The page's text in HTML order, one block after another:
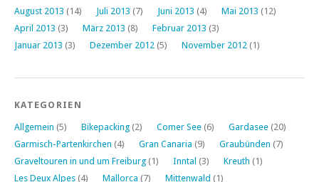
August 2013 (14) Juli 2013 (7) Juni 2013 (4) Mai 2013 (12)
April 2013 (3) März 2013 (8) Februar 2013 (3)
Januar 2013 (3) Dezember 2012 (5) November 2012 (1)
KATEGORIEN
Allgemein (5) Bikepacking (2) Comer See (6) Gardasee (20)
Garmisch-Partenkirchen (4) Gran Canaria (9) Graubünden (7)
Graveltouren in und um Freiburg (1) Inntal (3) Kreuth (1)
Les Deux Alpes (4) Mallorca (7) Mittenwald (1)